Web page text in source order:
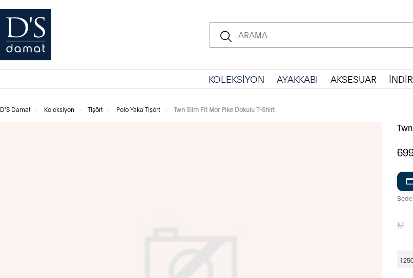
KOLEKSİYON AYAKKABI AKSESUAR
D'S Damat Koleksiyon Tişört Polo Yaka Tişört Twn Slim Fit Mor Pike Dokulu T-Shirt
M